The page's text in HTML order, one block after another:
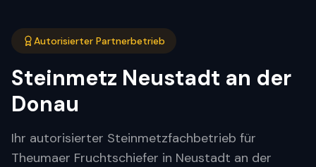
Autorisierter Partnerbetrieb
Steinmetz Neustadt an der
Donau
Ihr autorisierter Steinmetzfachbetrieb für
Theumaer Fruchtschiefer in Neustadt an der